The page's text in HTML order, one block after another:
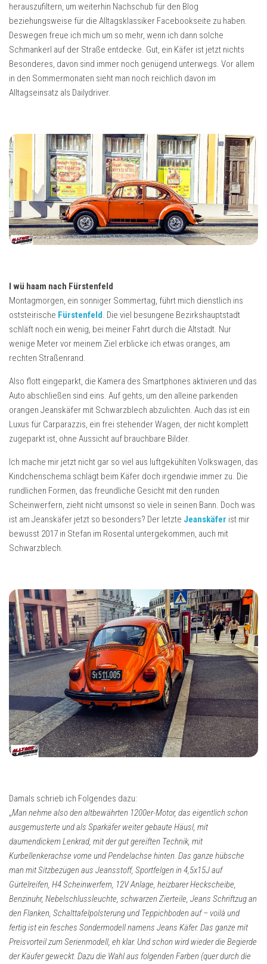
herauszufiltern, um weiterhin Nachschub für den Blog
beziehungsweise für die Alltagsklassiker Facebookseite zu haben.
Deswegen freue ich mich um so mehr, wenn ich dann solche
Schmankerl auf der Straße entdecke. Gut, ein Käfer ist jetzt nichts
Besonderes, davon sind immer noch genügend unterwegs. Vor allem
in den Sommermonaten sieht man noch reichlich davon im
Alltagseinsatz als Dailydriver.
I wü haam nach Fürstenfeld
Montagmorgen, ein sonniger Sommertag, führt mich dienstlich ins
oststeirische Fürstenfeld. Die viel besungene Bezirkshauptstadt
schläft noch ein wenig, bei meiner Fahrt durch die Altstadt. Nur
wenige Meter vor meinem Ziel erblicke ich etwas oranges, am
rechten Straßenrand.
Also flott eingeparkt, die Kamera des Smartphones aktivieren und das
Auto abschließen sind eins. Auf gehts, um den alleine parkenden
orangen Jeanskäfer mit Schwarzblech abzulichten. Auch das ist ein
Luxus für Carparazzis, ein frei stehender Wagen, der nicht komplett
zugeparkt ist, ohne Aussicht auf brauchbare Bilder.
Ich mache mir jetzt nicht gar so viel aus luftgekühlten Volkswagen, das
Kindchenschema schlägt beim Käfer doch irgendwie immer zu. Die
rundlichen Formen, das freundliche Gesicht mit den runden
Scheinwerfern, zieht nicht umsonst so viele in seinen Bann. Doch was
ist am Jeanskäfer jetzt so besonders? Der letzte Jeanskäfer ist mir
bewusst 2017 in Stefan im Rosental untergekommen, auch mit
Schwarzblech.
Damals schrieb ich Folgendes dazu:
„Man nehme also den altbewährten 1200er-Motor, das eigentlich schon
ausgemusterte und als Sparkäfer weiter gebaute Häusl, mit
daumendickem Lenkrad, mit der gut gereiften Technik, mit
Kurbellenkerachse vorne und Pendelachse hinten. Das ganze hübsche
man mit Sitzbezügen aus Jeansstoff, Sportfelgen in 4,5x15J auf
Gürtelreifen, H4 Scheinwerfern, 12V Anlage, heizbarer Heckscheibe,
Benzinuhr, Nebelschlussleuchte, schwarzen Zierteile, Jeans Schriftzug an
den Flanken, Schalttafelpolsterung und Teppichboden auf – voilà und
fertig ist ein fesches Sondermodell namens Jeans Käfer. Das ganze mit
Preisvorteil zum Serienmodell, eh klar. Und schon wird wieder die Begierde
der Käufer geweckt. Dazu die Wahl aus folgenden Farben (quer durch die